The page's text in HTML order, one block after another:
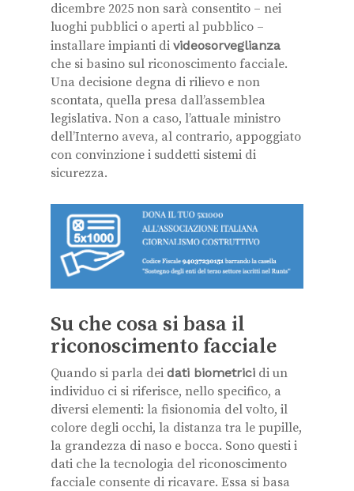
dicembre 2025 non sarà consentito – nei
luoghi pubblici o aperti al pubblico –
installare impianti di videosorveglianza
che si basino sul riconoscimento facciale.
Una decisione degna di rilievo e non
scontata, quella presa dall’assemblea
legislativa. Non a caso, l’attuale ministro
dell’Interno aveva, al contrario, appoggiato
con convinzione i suddetti sistemi di
sicurezza.
Su che cosa si basa il
riconoscimento facciale
Quando si parla dei dati biometrici di un
individuo ci si riferisce, nello specifico, a
diversi elementi: la fisionomia del volto, il
colore degli occhi, la distanza tra le pupille,
la grandezza di naso e bocca. Sono questi i
dati che la tecnologia del riconoscimento
facciale consente di ricavare. Essa si basa